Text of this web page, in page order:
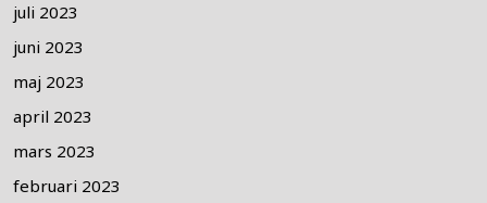
juli 2023
juni 2023
maj 2023
april 2023
mars 2023
februari 2023